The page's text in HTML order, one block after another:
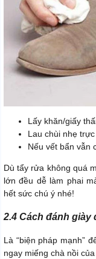
Lấy khăn/giấy
Lau chùi nhẹ
Nếu vết bẩn vẫn
Dù tẩy rửa không quá
lớn đều dễ làm phai
hết sức chú ý nhé!
2.4 Cách đánh giày
Là “biện pháp mạnh”
ngay miếng chà nồi